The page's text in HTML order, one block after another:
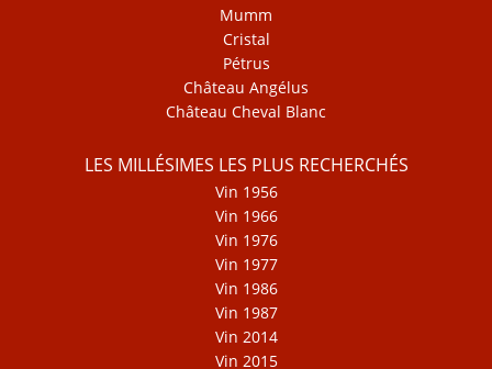
Mumm
Cristal
Pétrus
Château Angélus
Château Cheval Blanc
LES MILLÉSIMES LES PLUS RECHERCHÉS
Vin 1956
Vin 1966
Vin 1976
Vin 1977
Vin 1986
Vin 1987
Vin 2014
Vin 2015